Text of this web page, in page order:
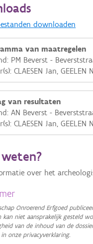
Vlaanderen
−
OSM-Basiskaart
GRB-Basiskaart in
downloaden
van maatregelen
PM Beverst -
CLAESEN Jan, GEELEN
van resultaten
AN Beverst -
CLAESEN Jan, GEELEN
over het
Onroerend Erfgoed
kan niet aansprakelijk gesteld
van de inhoud van de
onze privacyverklaring.